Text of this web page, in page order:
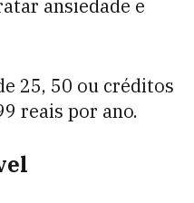
ansiedade e
25, 50 ou créditos
reais por ano.